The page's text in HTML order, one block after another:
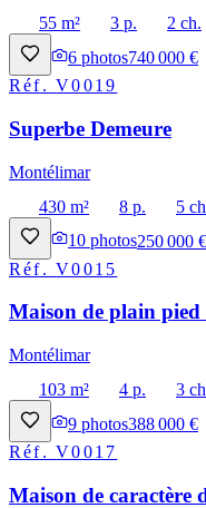
55 m²
3 p.
2 ch.
6 photos740 000 €
Réf.V0019
Superbe Demeure
Montélimar
430 m²
8 p. 5
10 photos250 000 €
Réf.V0015
Maison de plain pied
Montélimar
103 m²
4 p. 3
9 photos388 000 €
Réf.V0017
Maison de caractère